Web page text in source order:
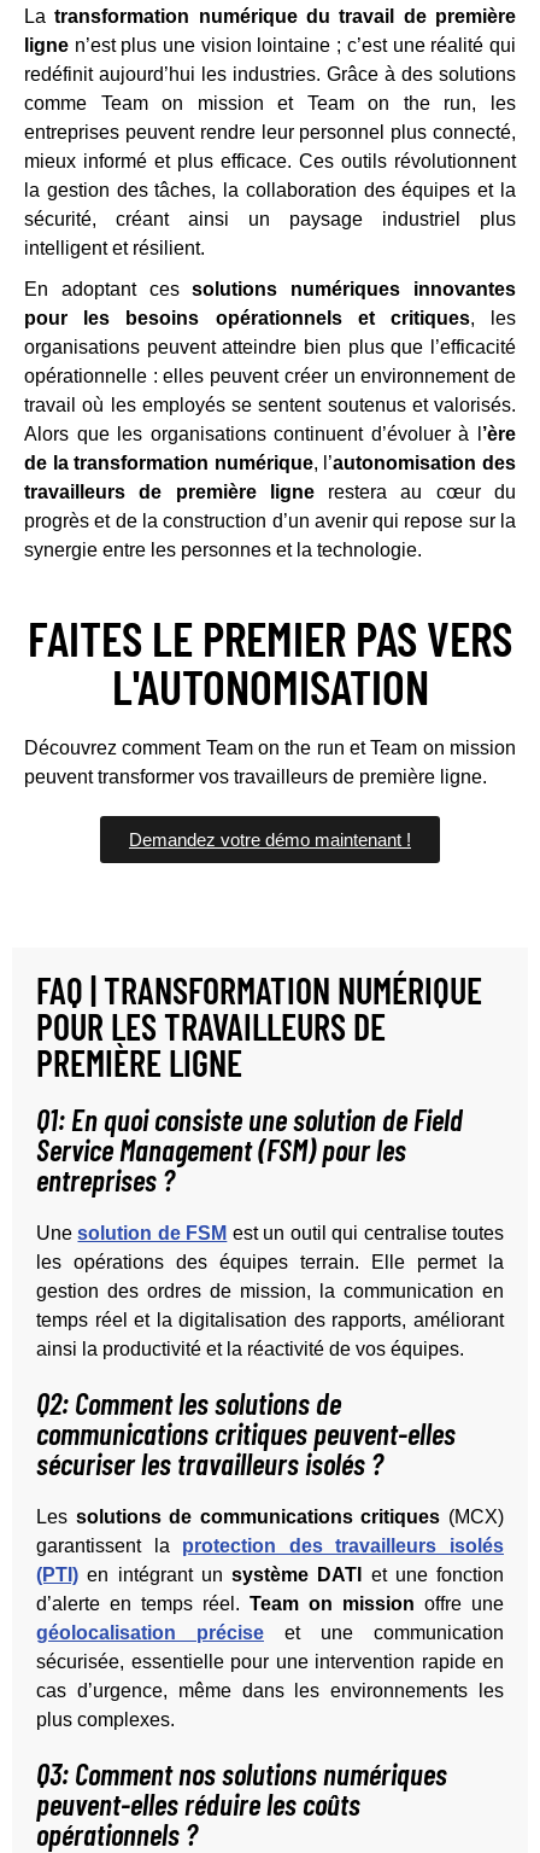
Latransformation numérique du travail de première
ligne n’est plus une vision lointaine ; c’est une réalité qui
redéfinit aujourd’hui les industries. Grâce à des solutions
comme Team on mission et Team on the run, les
entreprises peuvent rendre leur personnel plus connecté,
mieux informé et plus efficace. Ces outils révolutionnent
la gestion des tâches, la collaboration des équipes et la
sécurité, créant ainsi un paysage industriel plus
intelligent et résilient.
En adoptant cessolutions numériques innovantes
pour les besoins opérationnels et critiques, les
organisations peuvent atteindre bien plus que l’efficacité
opérationnelle : elles peuvent créer un environnement de
travail où les employés se sentent soutenus et valorisés.
Alors que les organisations continuent d’évoluer à l ’ère
de la transformation numérique, l’autonomisation des
travailleurs de première lignerestera au cœur du
progrès et de la construction d’un avenir qui repose sur la
synergie entre les personnes et la technologie.
FAITES LE PREMIER PAS VERS
L'AUTONOMISATION
Découvrez comment Team on the run et Team on mission
peuvent transformer vos travailleurs de première ligne.
Demandez votre démo maintenant !
FAQ | TRANSFORMATION NUMÉRIQUE
POUR LES TRAVAILLEURS DE
PREMIÈRE LIGNE
Q1: En quoi consiste une solution de Field
Service Management (FSM) pour les
entreprises ?
Unesolution de FSM est un outil qui centralise toutes
les opérations des équipes terrain. Elle permet la
gestion des ordres de mission, la communication en
temps réel et la digitalisation des rapports, améliorant
ainsi la productivité et la réactivité de vos équipes.
Q2: Comment les solutions de
communications critiques peuvent-elles
sécuriser les travailleurs isolés ?
Les solutions de communications critiques (MCX)
garantissent la protection des travailleurs isolés
(PTI) en intégrant un système DATI
et une fonction
d’alerte en temps réel. Team on mission offre une
géolocalisation précise et une communication
sécurisée, essentielle pour une intervention rapide en
cas d’urgence, même dans les environnements les
plus complexes.
Q3: Comment nos solutions numériques
peuvent-elles réduire les coûts
opérationnels ?